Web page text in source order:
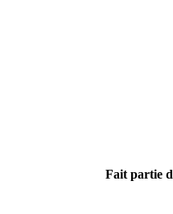
Fait partie